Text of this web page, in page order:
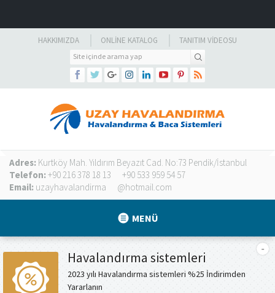
HAKKIMIZDA ONLINE KATALOG TANITIM VIDEOSU
Adres: Kurtköy Mah. Yıldırım Beyazıt Cad. No:73 Pendik/İstanbul
Telefon: +90 216 378 18 13
+90 533 959 54 57
Email: uzayhavalandirma @hotmail.com
MENÜ
Havalandırma sistemleri
2023 yılı Havalandırma sistemleri %25 İndirimden
Yararlanın